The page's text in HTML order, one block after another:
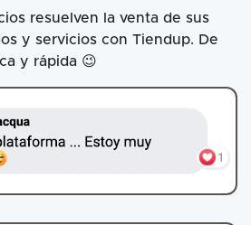
resuelven la venta de sus
y servicios con Tiendup. De
y rápida 😉